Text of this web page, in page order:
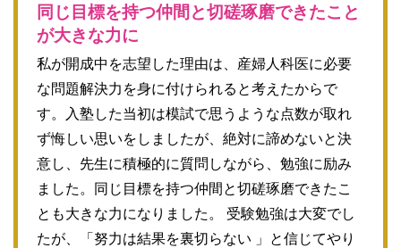
同じ目標を持つ仲間と切磋琢磨できたこと
が大きな力に
私が開成中を志望した理由は、産婦人科医に必要
な問題解決力を身に付けられると考えたからで
す。入塾した当初は模試で思うような点数が取れ
ず悔しい思いをしましたが、絶対に諦めないと決
意し、先生に積極的に質問しながら、勉強に励み
ました。同じ目標を持つ仲間と切磋琢磨できたこ
とも大きな力になりました。 受験勉強は大変でし
たが、「努力は結果を裏切らない 」と信じてやり